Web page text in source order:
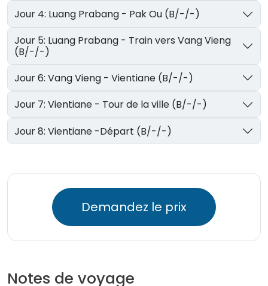
Jour 4: Luang Prabang - Pak Ou (B/-/-)
Jour 5: Luang Prabang - Train vers Vang Vieng
(B/-/-)
Jour 6: Vang Vieng - Vientiane (B/-/-)
Jour 7: Vientiane - Tour de la ville (B/-/-)
Jour 8: Vientiane -Départ (B/-/-)
Demandez le prix
Notes de voyage